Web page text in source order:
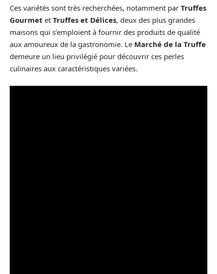
Ces variétés sont très recherchées, notamment par Truffes
Gourmet et Truffes et Délices, deux des plus grandes
maisons qui s’emploient à fournir des produits de qualité
aux amoureux de la gastronomie. Le Marché de la Truffe
demeure un lieu privilégié pour découvrir ces perles
culinaires aux caractéristiques variées.